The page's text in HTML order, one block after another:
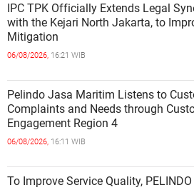
IPC TPK Officially Extends Legal
with the Kejari North Jakarta, to
Mitigation
06/08/2026, 16:21 WIB
Pelindo Jasa Maritim Listens to
Complaints and Needs through
Engagement Region 4
06/08/2026, 16:11 WIB
To Improve Service Quality, PELINDO